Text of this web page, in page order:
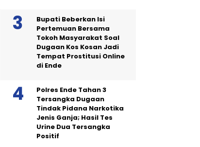
Bupati Beberkan Isi
Pertemuan Bersama
Tokoh Masyarakat Soal
Dugaan Kos Kosan Jadi
Tempat Prostitusi Online
di Ende
Polres Ende Tahan 3
Tersangka Dugaan
Tindak Pidana Narkotika
Jenis Ganja; Hasil Tes
Urine Dua Tersangka
Positif